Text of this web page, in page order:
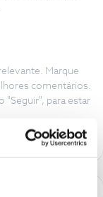
Marque
comentários.
"Seguir", para estar